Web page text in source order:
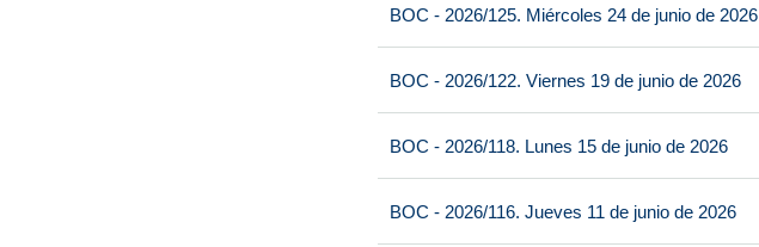
BOC - 2026/125. Miércoles 24 de junio de 2026
BOC - 2026/122. Viernes 19 de junio de 2026
BOC - 2026/118. Lunes 15 de junio de 2026
BOC - 2026/116. Jueves 11 de junio de 2026